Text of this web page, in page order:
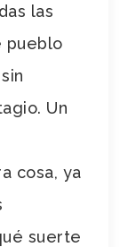
las
pueblo
Un
cosa, ya
suerte